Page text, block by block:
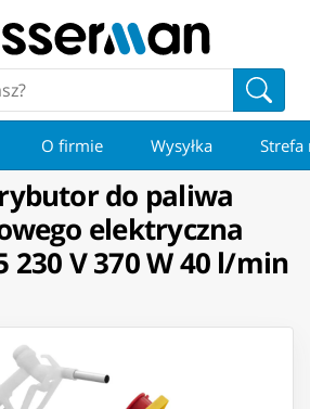
O firmie Wysyłka Strefa
do paliwa
elektryczna
230 V 370 W 40 l/min